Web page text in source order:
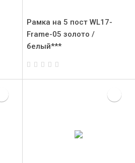
Рамка на 5 пост WL17-
Frame-05 золото /
белый***